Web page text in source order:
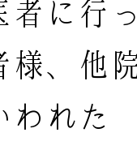
者に行
様、他
われ